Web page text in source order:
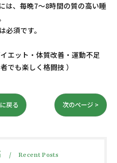
は、毎晩7〜8時間の質の高い睡
須です。
エット・体質改善・運動不足
でも楽しく格闘技 ）
戻る 次のページ >
Recent Posts